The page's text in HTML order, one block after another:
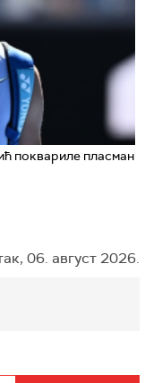
поквариле пласман
06. август 2026.